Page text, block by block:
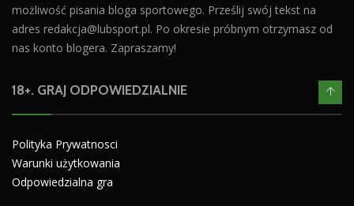
możliwość pisania bloga sportowego. Prześlij swój tekst na
adres redakcja@lubsport.pl. Po okresie próbnym otrzymasz od
nas konto blogera. Zapraszamy!
18+. GRAJ ODPOWIEDZIALNIE
Polityka Prywatnosci
Warunki użytkowania
Odpowiedzialna gra